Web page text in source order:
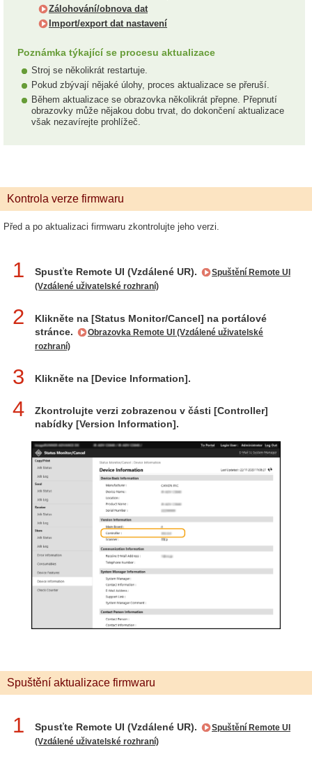
Zálohování/obnova dat
Import/export dat nastavení
Poznámka týkající se procesu aktualizace
Stroj se několikrát restartuje.
Pokud zbývají nějaké úlohy, proces aktualizace se přeruší.
Během aktualizace se obrazovka několikrát přepne. Přepnutí
obrazovky může nějakou dobu trvat, do dokončení aktualizace
však nezavírejte prohlížeč.
Kontrola verze firmwaru
Před a po aktualizaci firmwaru zkontrolujte jeho verzi.
1 Spusťte Remote UI (Vzdálené UR).
Spuštění Remote UI
(Vzdálené uživatelské rozhraní)
2
Klikněte na [Status Monitor/Cancel] na portálové
stránce.
Obrazovka Remote UI (Vzdálené uživatelské
rozhraní)
3 Klikněte na [Device Information].
4
Zkontrolujte verzi zobrazenou v části [Controller]
nabídky [Version Information].
Spuštění aktualizace firmwaru
1 Spusťte Remote UI (Vzdálené UR).
Spuštění Remote UI
(Vzdálené uživatelské rozhraní)